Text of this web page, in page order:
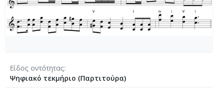
Είδος οντότητας
Ψηφιακό τεκμήριο (Παρτιτούρα)